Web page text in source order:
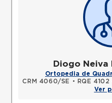
Diogo Neiva
Ortopedia de
CRM 4060/SE
•
RQE
Ver